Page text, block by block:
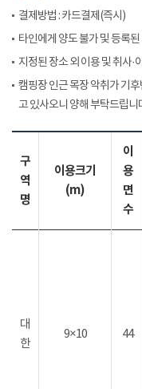
결제방법 : 카드결제(즉시)
타인에게 양도 불가 및 등록
지정된 장소 외 이용 및 취사·
캠핑장 인근 목장 악취가 기
고 있사오니 양해 부탁드립니
구
역
명
이용크기
(m)
이
용
면
수
대
한
9×10 44